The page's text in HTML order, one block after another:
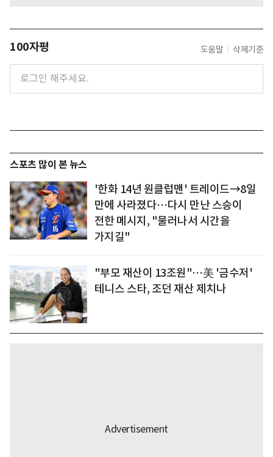
100자평 도움말 삭제기준
스포츠 많이 본 뉴스
'한화 14년 원클럽맨' 트레이드→8일
만에 사라졌다…다시 만난 스승이
전한 메시지, "물러나서 시간을
가지길"
"부모 재산이 13조원"…美 '금수저'
테니스 스타, 조던 재산 제치나